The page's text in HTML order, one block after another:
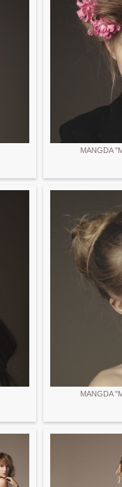
MANGDA
MANGDA